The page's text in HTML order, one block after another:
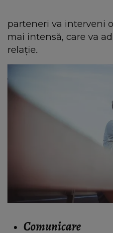
parteneri va interveni
mai intensă, care va
relație.
Comunicare